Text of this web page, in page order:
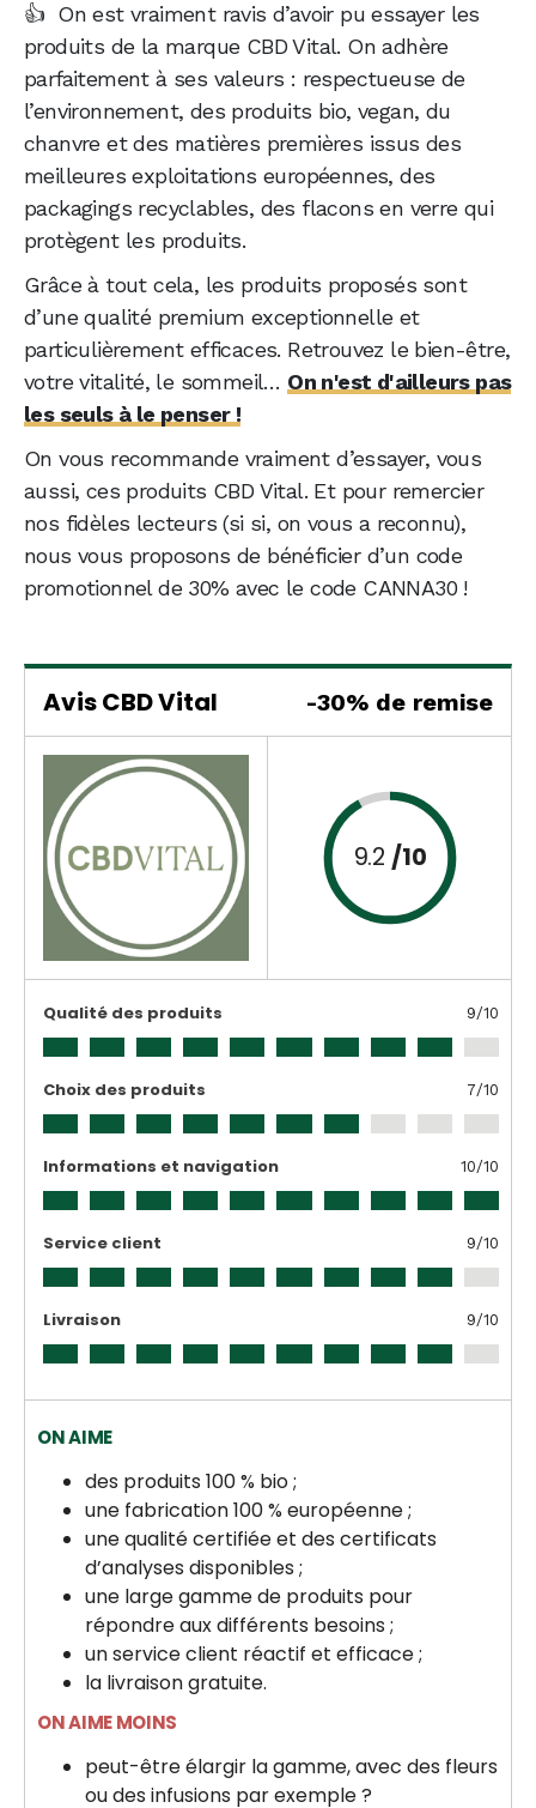
👍 On est vraiment ravis d’avoir pu essayer les
produits de la marque CBD Vital. On adhère
parfaitement à ses valeurs : respectueuse de
l’environnement, des produits bio, vegan, du
chanvre et des matières premières issus des
meilleures exploitations européennes, des
packagings recyclables, des flacons en verre qui
protègent les produits.
Grâce à tout cela, les produits proposés sont
d’une qualité premium exceptionnelle et
particulièrement efficaces. Retrouvez le bien-être,
votre vitalité, le sommeil… On n'est d'ailleurs pas
les seuls à le penser !
On vous recommande vraiment d’essayer, vous
aussi, ces produits CBD Vital. Et pour remercier
nos fidèles lecteurs (si si, on vous a reconnu),
nous vous proposons de bénéficier d’un code
promotionnel de 30% avec le code CANNA30 !
Avis CBD Vital -30% de remise
9.2 /10
Qualité des produits 9/10
Choix des produits 7/10
Informations et navigation 10/10
Service client 9/10
Livraison 9/10
ON AIME
des produits 100 % bio ;
une fabrication 100 % européenne ;
une qualité certifiée et des certificats
d’analyses disponibles ;
une large gamme de produits pour
répondre aux différents besoins ;
un service client réactif et efficace ;
la livraison gratuite.
ON AIME MOINS
peut-être élargir la gamme, avec des fleurs
ou des infusions par exemple ?